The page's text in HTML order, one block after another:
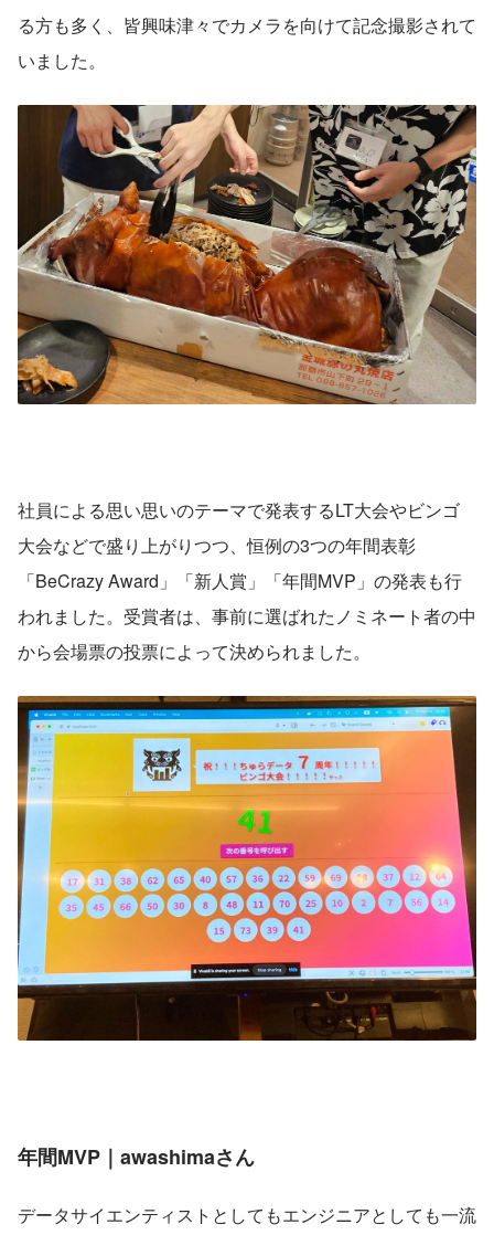
る方も多く、皆興味津々でカメラを向けて記念撮影されて
いました。
社員による思い思いのテーマで発表するLT大会やビンゴ
大会などで盛り上がりつつ、恒例の3つの年間表彰
「BeCrazy Award」「新人賞」「年間MVP」の発表も行
われました。受賞者は、事前に選ばれたノミネート者の中
から会場票の投票によって決められました。
年間MVP｜awashimaさん
データサイエンティストとしてもエンジニアとしても一流